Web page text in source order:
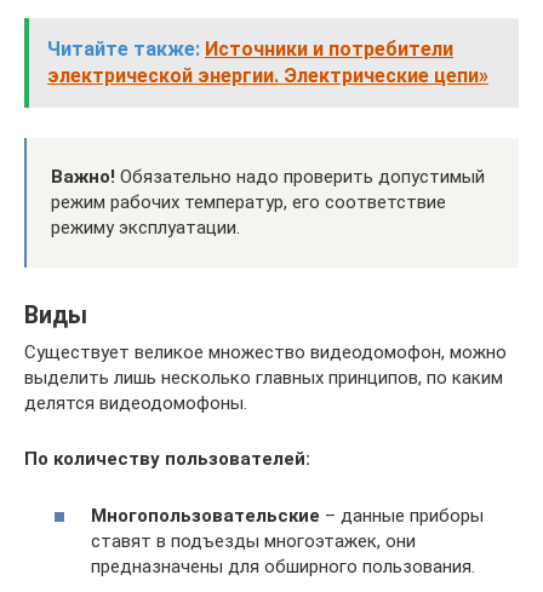
Читайте также: Источники и потребители
электрической энергии. Электрические цепи»
Важно! Обязательно надо проверить допустимый
режим рабочих температур, его соответствие
режиму эксплуатации.
Виды
Существует великое множество видеодомофон, можно
выделить лишь несколько главных принципов, по каким
делятся видеодомофоны.
По количеству пользователей:
Многопользовательские – данные приборы
ставят в подъезды многоэтажек, они
предназначены для обширного пользования.